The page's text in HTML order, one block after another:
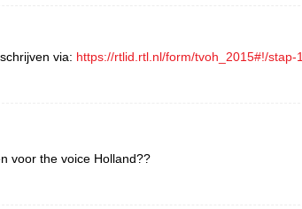
via: https://rtlid.rtl.nl/form/tvoh_2015#!/stap-1
voor the voice Holland??